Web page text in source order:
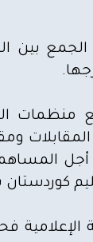
بين
منظمات
أجل
كوردستان